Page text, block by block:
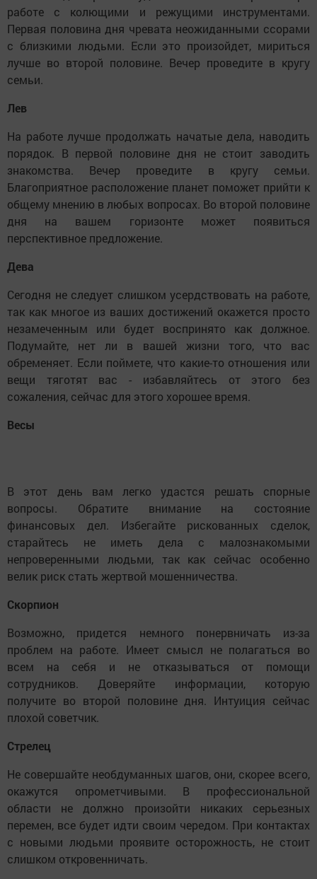
работе с колющими и режущими инструментами.
Первая половина дня чревата неожиданными ссорами
с близкими людьми. Если это произойдет, мириться
лучше во второй половине. Вечер проведите в кругу
семьи.
Лев
На работе лучше продолжать начатые дела, наводить
порядок. В первой половине дня не стоит заводить
знакомства. Вечер проведите в кругу семьи.
Благоприятное расположение планет поможет прийти к
общему мнению в любых вопросах. Во второй половине
дня на вашем горизонте может появиться
перспективное предложение.
Дева
Сегодня не следует слишком усердствовать на работе,
так как многое из ваших достижений окажется просто
незамеченным или будет воспринято как должное.
Подумайте, нет ли в вашей жизни того, что вас
обременяет. Если поймете, что какие-то отношения или
вещи тяготят вас - избавляйтесь от этого без
сожаления, сейчас для этого хорошее время.
Весы
В этот день вам легко удастся решать спорные
вопросы. Обратите внимание на состояние
финансовых дел. Избегайте рискованных сделок,
старайтесь не иметь дела с малознакомыми
непроверенными людьми, так как сейчас особенно
велик риск стать жертвой мошенничества.
Скорпион
Возможно, придется немного понервничать из-за
проблем на работе. Имеет смысл не полагаться во
всем на себя и не отказываться от помощи
сотрудников. Доверяйте информации, которую
получите во второй половине дня. Интуиция сейчас
плохой советчик.
Стрелец
Не совершайте необдуманных шагов, они, скорее всего,
окажутся опрометчивыми. В профессиональной
области не должно произойти никаких серьезных
перемен, все будет идти своим чередом. При контактах
с новыми людьми проявите осторожность, не стоит
слишком откровенничать.